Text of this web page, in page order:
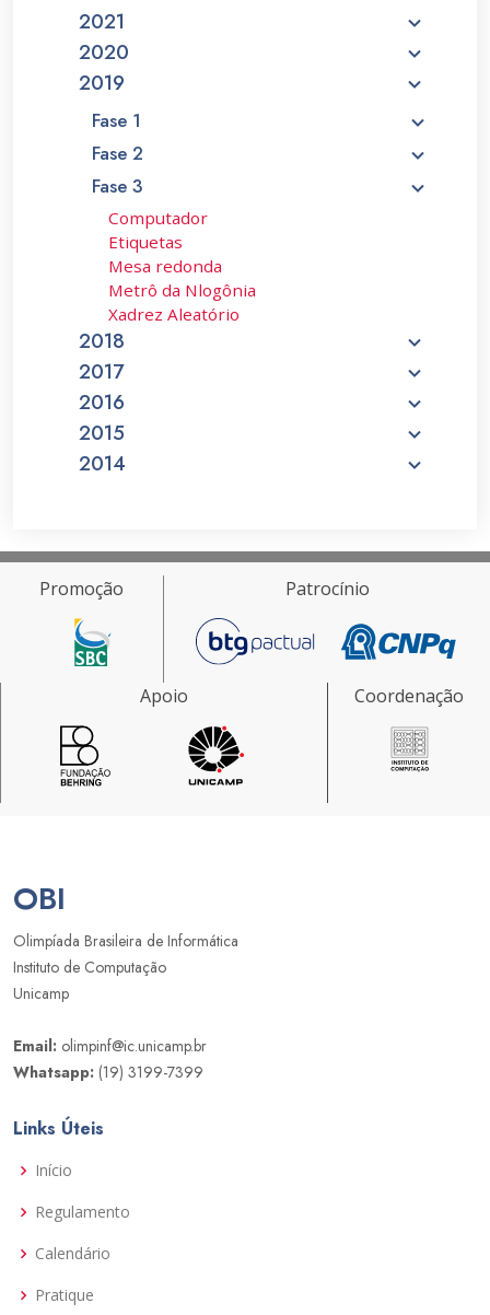
2021
2020
2019
Fase 1
Fase 2
Fase 3
Computador
Etiquetas
Mesa redonda
Metrô da Nlogônia
Xadrez Aleatório
2018
2017
2016
2015
2014
Promoção Patrocínio
Apoio Coordenação
OBI
Olimpíada Brasileira de Informática
Instituto de Computação
Unicamp
Email: olimpinf@ic.unicamp.br
Whatsapp: (19) 3199-7399
Links Úteis
Início
Regulamento
Calendário
Pratique